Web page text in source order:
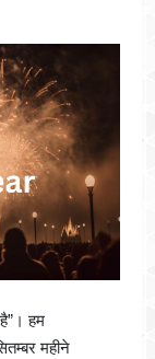
हम
महीने